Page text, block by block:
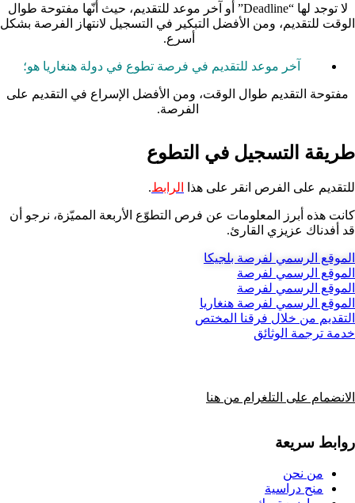
لا توجد لها “Deadline” أو آخر موعد للتقديم، حيث أنّها مفتوحة طوال
الوقت للتقديم، ومن الأفضل التبكير في التسجيل لانتهاز الفرصة بشكل
أسرع.
آخر موعد للتقديم في فرصة تطوع في دولة هنغاريا هو؛
مفتوحة التقديم طوال الوقت، ومن الأفضل الإسراع في التقديم على
الفرصة.
طريقة التسجيل في التطوع
للتقديم على الفرص انقر على هذا الرابط.
كانت هذه أبرز المعلومات عن فرص التطوّع الأربعة المميّزة، نرجو أن
قد أفدناك عزيزي القارئ.
الموقع الرسمي لفرصة بلجيكا
الموقع الرسمي لفرصة
الموقع الرسمي لفرصة
الموقع الرسمي لفرصة هنغاريا
التقديم من خلال فرقنا المختص
خدمة ترجمة الوثائق
الانضمام على التلغرام من هنا
روابط سريعة
من نحن
منح دراسية